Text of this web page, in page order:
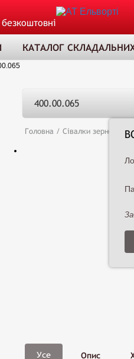
КАТАЛОГ
400.00.065
Головна / Сівалки зернові /
Усе Опис